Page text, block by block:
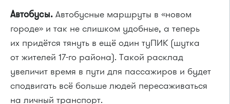
Автобусы. Автобусные маршруты в «новом
городе» и так не слишком удобные, а теперь
их придётся тянуть в ещё один туПИК (шутка
от жителей 17-го района). Такой расклад
увеличит время в пути для пассажиров и будет
сподвигать всё больше людей пересаживаться
на личный транспорт.